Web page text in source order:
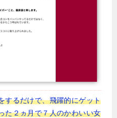
するだけで、飛躍的にゲット
た２ヵ月で７人のかわいい女